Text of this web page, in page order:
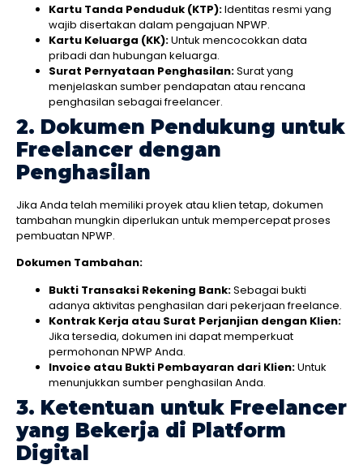
Kartu Tanda Penduduk (KTP):Identitas resmi yang
wajib disertakan dalam pengajuan NPWP.
Kartu Keluarga (KK):Untuk mencocokkan data
pribadi dan hubungan keluarga.
Surat Pernyataan Penghasilan:Surat yang
menjelaskan sumber pendapatan atau rencana
penghasilan sebagai freelancer.
2. Dokumen Pendukung untuk
Freelancer dengan
Penghasilan
Jika Anda telah memiliki proyek atau klien tetap, dokumen
tambahan mungkin diperlukan untuk mempercepat proses
pembuatan NPWP.
Dokumen Tambahan:
Bukti Transaksi Rekening Bank:Sebagai bukti
adanya aktivitas penghasilan dari pekerjaan freelance.
Kontrak Kerja atau Surat Perjanjian dengan Klien:
Jika tersedia, dokumen ini dapat memperkuat
permohonan NPWP Anda.
Invoice atau Bukti Pembayaran dari Klien:Untuk
menunjukkan sumber penghasilan Anda.
3. Ketentuan untuk Freelancer
yang Bekerja di Platform
Digital